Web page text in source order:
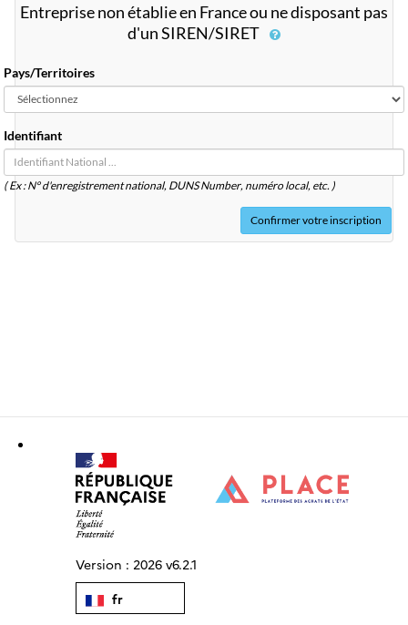
Entreprise non établie en France ou ne disposant pas
d'un SIREN/SIRET
Pays/Territoires
Identifiant
( Ex : N° d'enregistrement national, DUNSNumber, numéro local, etc. )
Version : 2026 v6.2.1
fr